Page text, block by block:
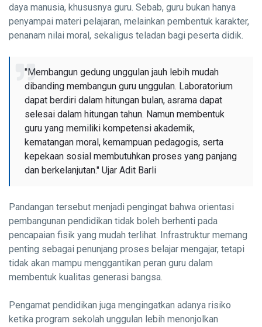
daya manusia, khususnya guru. Sebab, guru bukan hanya
penyampai materi pelajaran, melainkan pembentuk karakter,
penanam nilai moral, sekaligus teladan bagi peserta didik.
"Membangun gedung unggulan jauh lebih mudah
dibanding membangun guru unggulan. Laboratorium
dapat berdiri dalam hitungan bulan, asrama dapat
selesai dalam hitungan tahun. Namun membentuk
guru yang memiliki kompetensi akademik,
kematangan moral, kemampuan pedagogis, serta
kepekaan sosial membutuhkan proses yang panjang
dan berkelanjutan." Ujar Adit Barli
Pandangan tersebut menjadi pengingat bahwa orientasi
pembangunan pendidikan tidak boleh berhenti pada
pencapaian fisik yang mudah terlihat. Infrastruktur memang
penting sebagai penunjang proses belajar mengajar, tetapi
tidak akan mampu menggantikan peran guru dalam
membentuk kualitas generasi bangsa.
Pengamat pendidikan juga mengingatkan adanya risiko
ketika program sekolah unggulan lebih menonjolkan